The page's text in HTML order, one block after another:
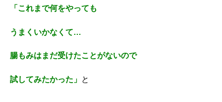
「これまで何をやっても
うまくいかなくて…
腸もみはまだ受けたことがないので
試してみたかった」 と